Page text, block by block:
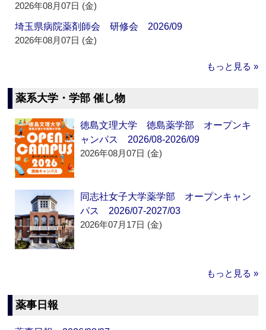
2026年08月07日 (金)
埼玉県病院薬剤師会 研修会 2026/09
2026年08月07日 (金)
もっと見る »
薬系大学・学部 催し物
徳島文理大学 徳島薬学部 オープンキ
ャンパス 2026/08-2026/09
2026年08月07日 (金)
同志社女子大学薬学部 オープンキャン
パス 2026/07-2027/03
2026年07月17日 (金)
もっと見る »
薬事日報